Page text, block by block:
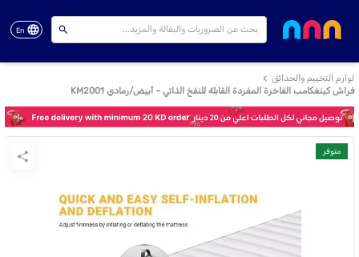
En
لوازم التخييم والحدائق
فراش كينغكامب الفاخرة المفردة القابلة للنفخ الذاتي – أبيض/رمادي KM2001
متوفر